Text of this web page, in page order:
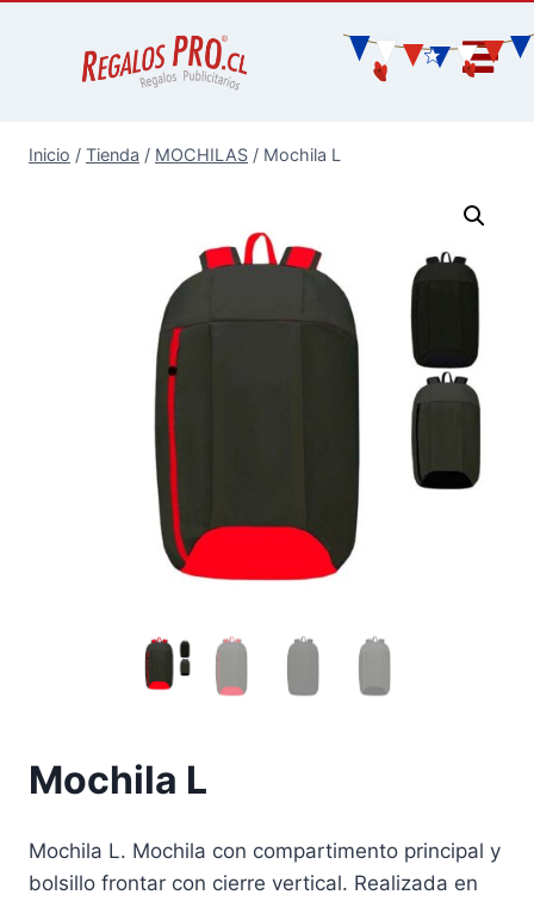
Inicio / Tienda / MOCHILAS / Mochila L
Mochila L
Mochila L. Mochila con compartimento principal y
bolsillo frontar con cierre vertical. Realizada en